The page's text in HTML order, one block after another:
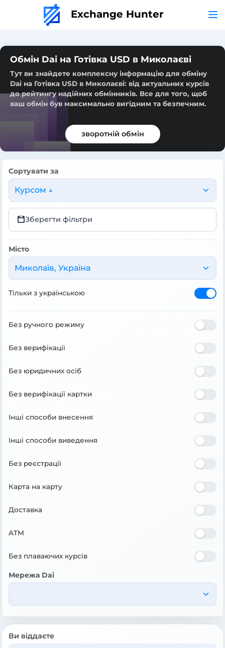
Exchange Hunter
Обмін Dai на Готівка USD в Миколаєві
Тут ви знайдете комплексну інформацію для обміну
Dai на Готівка USD в Миколаєві: від актуальних курсів
до рейтингу надійних обмінників. Все для того, щоб
ваш обмін був максимально вигідним та безпечним.
зворотній обмін
Сортувати за
Курсом ↓
Зберегти фільтри
Місто
Миколаїв, Україна
Тільки з українською
Без ручного режиму
Без верифікації
Без юридичних осіб
Без верифікації картки
Інші способи внесення
Інші способи виведення
Без реєстрації
Карта на карту
Доставка
ATM
Без плаваючих курсів
Мережа Dai
Ви віддаєте